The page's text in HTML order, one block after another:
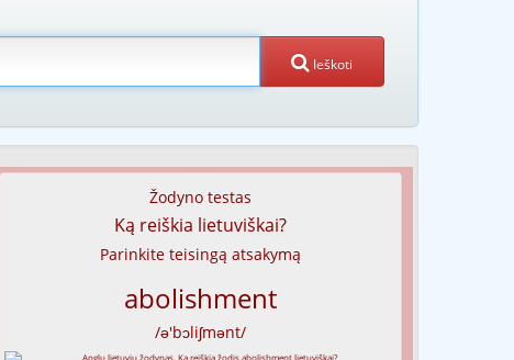
Ieškoti
Žodyno testas
Ką reiškia lietuviškai?
Parinkite teisingą atsakymą
abolishment
/ə'bɔliʃmənt/